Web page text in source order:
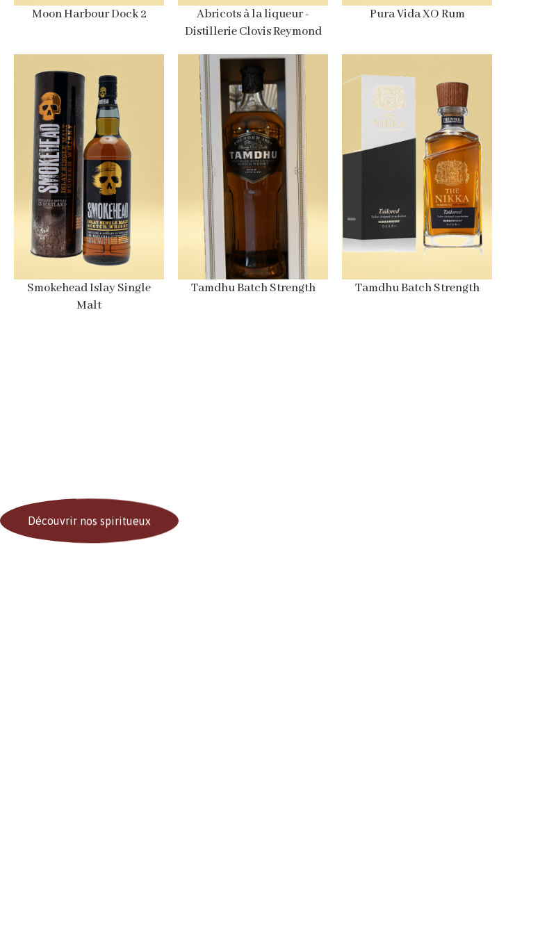
Moon Harbour Dock 2
Abricots à la liqueur -
Distillerie Clovis Reymond
Pura Vida XO Rum
Smokehead Islay Single
Malt
Tamdhu Batch Strength Tamdhu Batch Strength
Découvrir nos spiritueux